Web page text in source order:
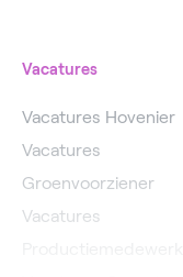
Vacatures
Vacatures Hovenier
Vacatures
Groenvoorziener
Vacatures